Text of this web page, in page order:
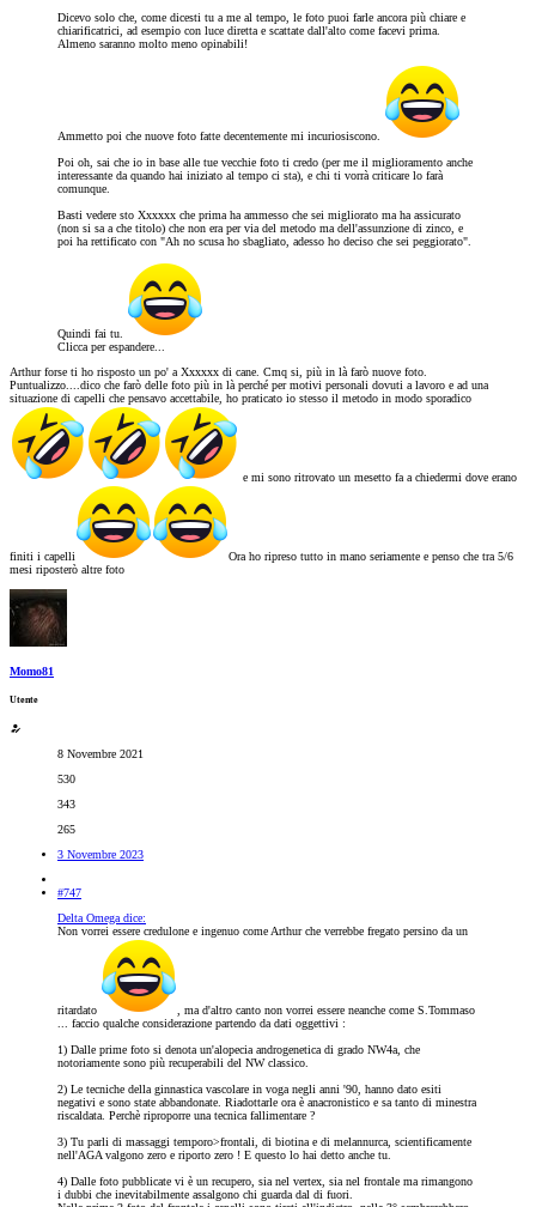
Dicevo solo che, come dicesti tu a me al tempo, le foto puoi farle ancora più chiare e
chiarificatrici, ad esempio con luce diretta e scattate dall'alto come facevi prima.
Almeno saranno molto meno opinabili!
Ammetto poi che nuove foto fatte decentemente mi incuriosiscono.
Poi oh, sai che io in base alle tue vecchie foto ti credo (per me il miglioramento anche
interessante da quando hai iniziato al tempo ci sta), e chi ti vorrà criticare lo farà
comunque.
Basti vedere sto Xxxxxx che prima ha ammesso che sei migliorato ma ha assicurato
(non si sa a che titolo) che non era per via del metodo ma dell'assunzione di zinco, e
poi ha rettificato con "Ah no scusa ho sbagliato, adesso ho deciso che sei peggiorato".
Quindi fai tu.
Clicca per espandere...
Arthur forse ti ho risposto un po' a Xxxxxx di cane. Cmq si, più in là farò nuove foto.
Puntualizzo....dico che farò delle foto più in là perché per motivi personali dovuti a lavoro e ad una
situazione di capelli che pensavo accettabile, ho praticato io stesso il metodo in modo sporadico
e mi sono ritrovato un mesetto fa a chiedermi dove erano
finiti i capelli
Ora ho ripreso tutto in mano seriamente e penso che tra 5/6
mesi riposterò altre foto
Momo81
Utente
8 Novembre 2021
530
343
265
3 Novembre 2023
#747
Delta Omega dice:
Non vorrei essere credulone e ingenuo come Arthur che verrebbe fregato persino da un
ritardato
, ma d'altro canto non vorrei essere neanche come S.Tommaso
... faccio qualche considerazione partendo da dati oggettivi :
1) Dalle prime foto si denota un'alopecia androgenetica di grado NW4a, che
notoriamente sono più recuperabili del NW classico.
2) Le tecniche della ginnastica vascolare in voga negli anni '90, hanno dato esiti
negativi e sono state abbandonate. Riadottarle ora è anacronistico e sa tanto di minestra
riscaldata. Perchè riproporre una tecnica fallimentare ?
3) Tu parli di massaggi temporo>frontali, di biotina e di melannurca, scientificamente
nell'AGA valgono zero e riporto zero ! E questo lo hai detto anche tu.
4) Dalle foto pubblicate vi è un recupero, sia nel vertex, sia nel frontale ma rimangono
i dubbi che inevitabilmente assalgono chi guarda dal di fuori.